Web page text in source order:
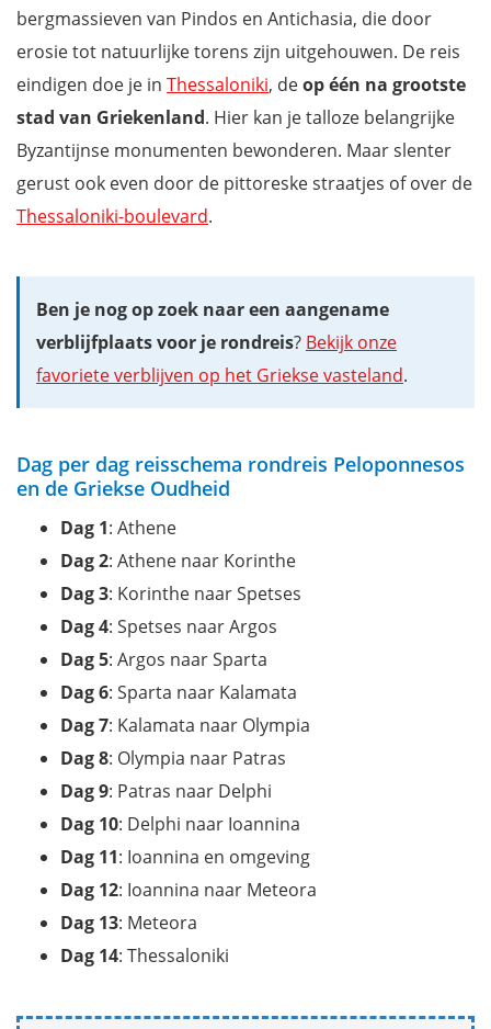
bergmassieven van Pindos en Antichasia, die door
erosie tot natuurlijke torens zijn uitgehouwen. De reis
eindigen doe je in Thessaloniki, deop één na grootste
stad van Griekenland. Hier kan je talloze belangrijke
Byzantijnse monumenten bewonderen. Maar slenter
gerust ook even door de pittoreske straatjes of over de
Thessaloniki-boulevard.
Ben je nog op zoek naar een aangename
verblijfplaats voor je rondreis? Bekijk onze
favoriete verblijven op het Griekse vasteland.
Dag per dag reisschema rondreis Peloponnesos
en de Griekse Oudheid
Dag 1: Athene
Dag 2: Athene naar Korinthe
Dag 3: Korinthe naar Spetses
Dag 4: Spetses naar Argos
Dag 5: Argos naar Sparta
Dag 6: Sparta naar Kalamata
Dag 7: Kalamata naar Olympia
Dag 8: Olympia naar Patras
Dag 9: Patras naar Delphi
Dag 10: Delphi naar Ioannina
Dag 11: Ioannina en omgeving
Dag 12: Ioannina naar Meteora
Dag 13: Meteora
Dag 14: Thessaloniki